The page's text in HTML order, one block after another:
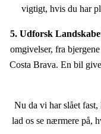
vigtigt, hvis du har
5. Udforsk
omgivelser, fra
Costa Brava. En bil
Nu da vi har slået
lad os se nærmere på,